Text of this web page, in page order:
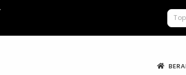
Keracunan